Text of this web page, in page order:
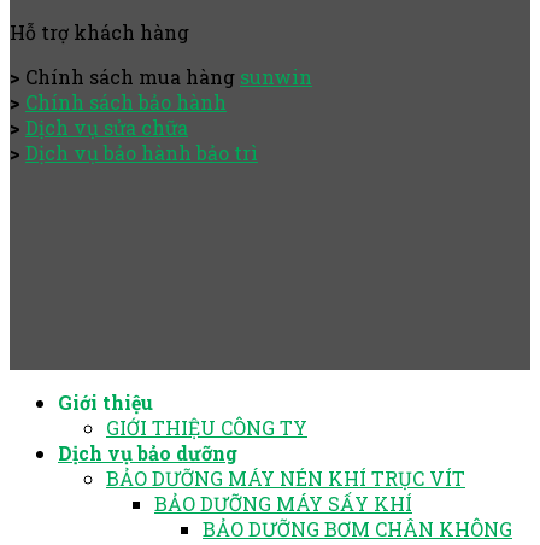
Hỗ trợ khách hàng
> Chính sách mua hàng sunwin
> Chính sách bảo hành
> Dịch vụ sửa chữa
> Dịch vụ bảo hành bảo trì
Giới thiệu
GIỚI THIỆU CÔNG TY
Dịch vụ bảo dưỡng
BẢO DƯỠNG MÁY NÉN KHÍ TRỤC VÍT
BẢO DƯỠNG MÁY SẤY KHÍ
BẢO DƯỠNG BƠM CHÂN KHÔNG